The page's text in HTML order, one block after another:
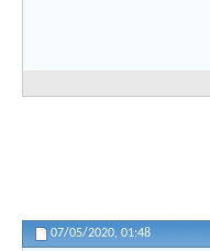
07/05/2020, 01:48